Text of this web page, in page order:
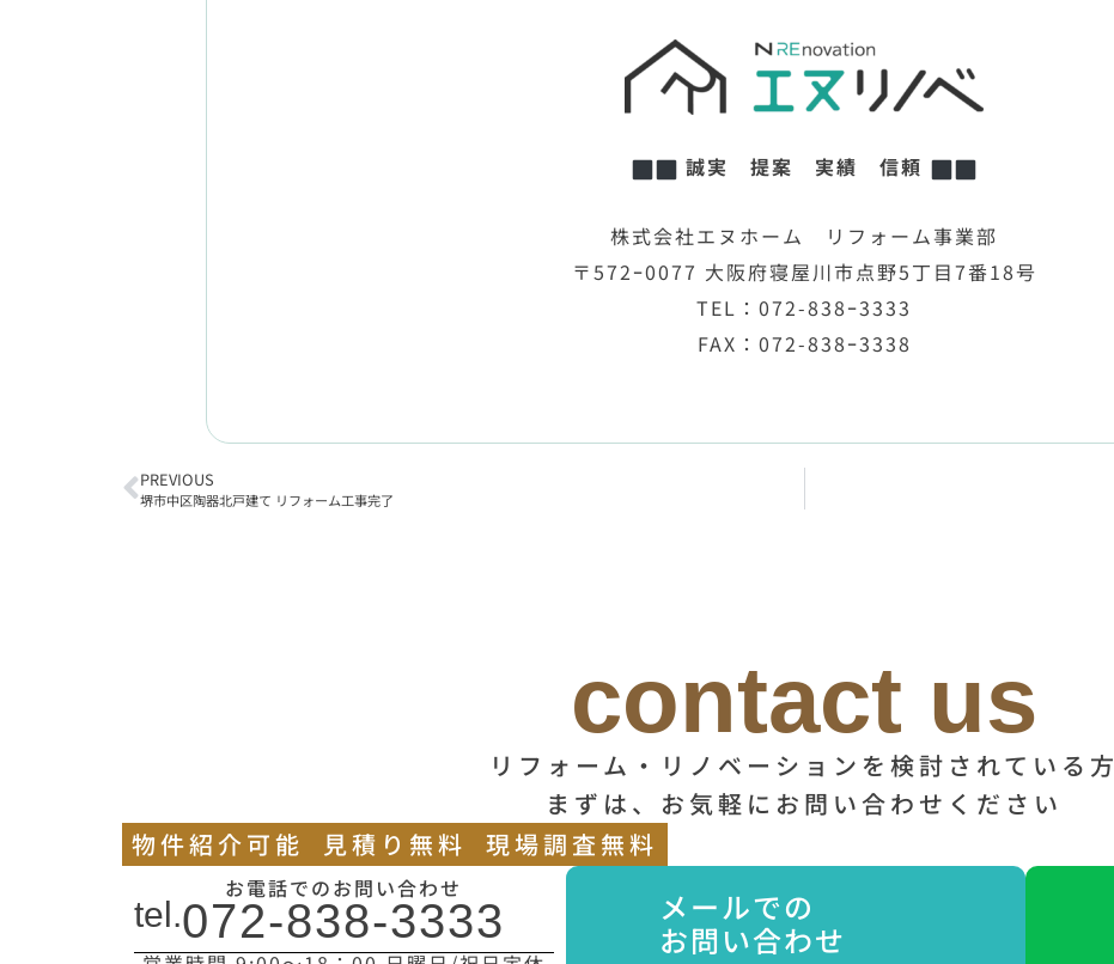
誠実 提案 実績 信頼
株式会社エヌホーム リフォーム事業部
〒572ｰ0077 大阪府寝屋川市点野5丁目7番18号
TEL：072-838ｰ3333
FAX：072-838ｰ3338
PREVIOUS
堺市中区陶器北戸建て リフォーム工事完了
contact us
リフォーム・リノベーションを検討されている方
まずは、お気軽にお問い合わせください
物件紹介可能
見積り無料 現場調査無料
お電話でのお問い合わせ
tel.072-838-3333
メールでの
お問い合わせ